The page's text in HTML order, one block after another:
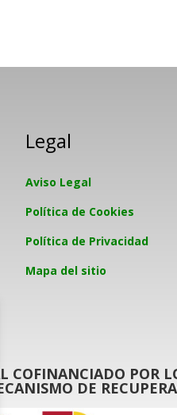
Legal
Aviso Legal
Política de Cookies
Política de Privacidad
Mapa del sitio
COFINANCIADO POR
DE